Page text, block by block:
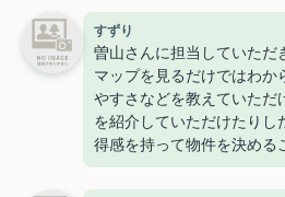
すずり
曽山さんに担当していただ
マップを見るだけではわか
やすさなどを教えていただ
を紹介していただけたりし
得感を持って物件を決める